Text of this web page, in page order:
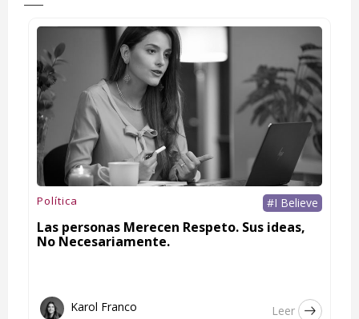
Política #I Believe
Las personas Merecen Respeto. Sus ideas,
No Necesariamente.
Karol Franco Leer